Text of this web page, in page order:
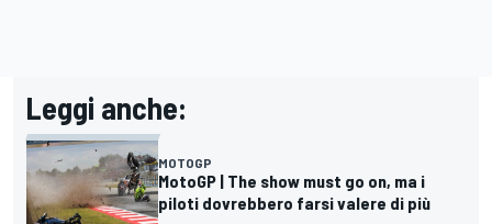
Leggi anche:
MOTOGP
MotoGP | The show must go on, ma i
piloti dovrebbero farsi valere di più